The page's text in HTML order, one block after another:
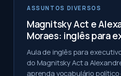
ASSUNTOS DIVERSOS
Magnitsky Act e
Moraes: inglês para
Aula de inglês para
do Magnitsky Act a
aprenda vocabulário